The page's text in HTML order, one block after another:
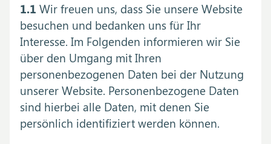
1.1 Wir freuen uns, dass Sie unsere Website
besuchen und bedanken uns für Ihr
Interesse. Im Folgenden informieren wir Sie
über den Umgang mit Ihren
personenbezogenen Daten bei der Nutzung
unserer Website. Personenbezogene Daten
sind hierbei alle Daten, mit denen Sie
persönlich identifiziert werden können.